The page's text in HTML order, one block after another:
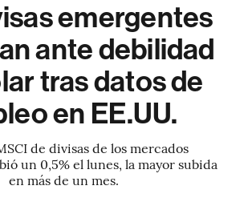
emergentes
ante debilidad
tras datos de
en EE.UU.
de divisas de los mercados
un 0,5% el lunes, la mayor subida
en más de un mes.